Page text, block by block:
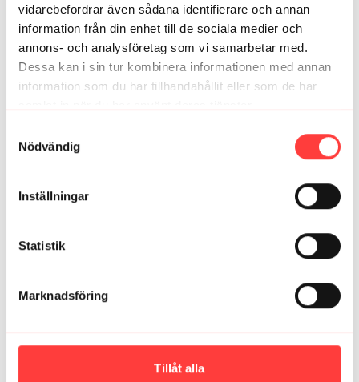
vidarebefordrar även sådana identifierare och annan
information från din enhet till de sociala medier och
annons- och analysföretag som vi samarbetar med.
Dessa kan i sin tur kombinera informationen med annan
information som du har tillhandahållit eller som de har
Nödvändig
Inställningar
Statistik
Marknadsföring
Tillåt alla
Relaterade videor
07:45